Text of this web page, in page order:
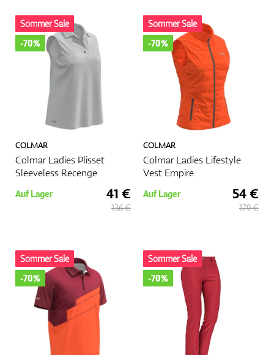
COLMAR
Colmar Ladies Plisset
Sleeveless Recenge
Sommer Sale
-70%
Auf Lager 41 €
136 €
COLMAR
Colmar Ladies Lifestyle
Vest Empire
Sommer Sale
-70%
Auf Lager 54 €
179 €
Sommer Sale
-70%
Sommer Sale
-70%